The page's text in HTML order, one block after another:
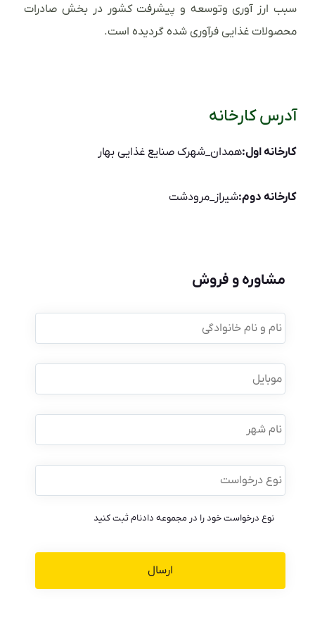
سبب ارز آوری وتوسعه و پیشرفت کشور در بخش صادرات
محصولات غذایی فرآوری شده گردیده است.
آدرس کارخانه
کارخانه اول:همدان_شهرک صنایع غذایی بهار
کارخانه دوم:شیراز_مرودشت
مشاوره و فروش
نام
و
نام
موبایل *
نام
شهر
نوع
درخواست *
نوع درخواست خود را در مجموعه دادنام ثبت کنید